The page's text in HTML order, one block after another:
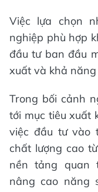
Việc lựa chọn
nghiệp phù hợp
đầu tư ban đầu
xuất và khả
Trong bối cảnh
tới mục tiêu xuất
việc đầu tư vào
chất lượng cao
nền tảng quan
nâng cao năng